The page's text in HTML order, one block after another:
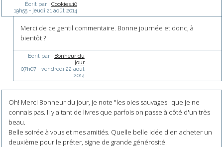
Écrit par : Cookies.10
19h55- jeudi 21 août 2014
Merci de ce gentil commentaire. Bonne journée et donc, à
bientôt ?
Écrit par : Bonheur du
jour
07h07- vendredi 22 août
2014
Oh! Merci Bonheur du jour, je note "les oies sauvages" que je ne
connais pas. Il y a tant de livres que parfois on passe à côté d'un très
beau.
Belle soirée à vous et mes amitiés. Quelle belle idée d'en acheter un
deuxième pour le prêter, signe de grande générosité.